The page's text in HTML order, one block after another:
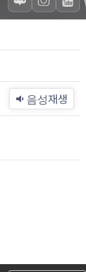
음성재생